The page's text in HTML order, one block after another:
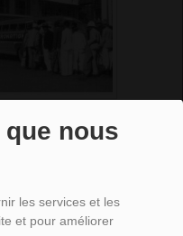
nous
les services et les
et pour améliorer